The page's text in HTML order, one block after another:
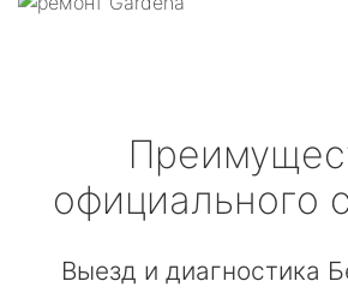
официального
Выезд и диагностика